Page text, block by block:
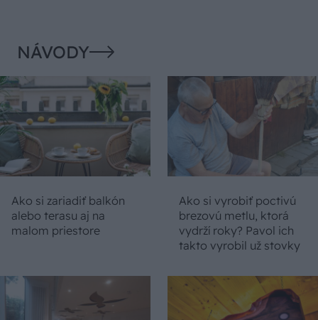
NÁVODY
Ako si zariadiť balkón
alebo terasu aj na
malom priestore
Ako si vyrobiť poctivú
brezovú metlu, ktorá
vydrží roky? Pavol ich
takto vyrobil už stovky